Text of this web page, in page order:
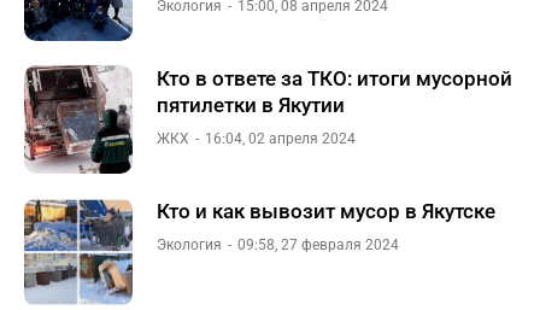
Экология 15:00, 08 апреля 2024
Кто в ответе за ТКО: итоги мусорной
пятилетки в Якутии
ЖКХ 16:04, 02 апреля 2024
Кто и как вывозит мусор в Якутске
Экология 09:58, 27 февраля 2024